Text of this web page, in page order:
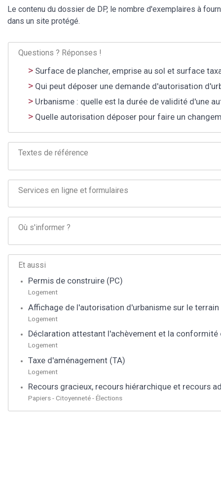
Le contenu du dossier de DP, le nombre d'exemplaires à
dans un site protégé.
Questions ? Réponses !
Surface de plancher, emprise au sol et surface
Qui peut déposer une demande d'autorisation
Urbanisme : quelle est la durée de validité d'une
Quelle autorisation déposer pour faire un
Textes de référence
Services en ligne et formulaires
Où s'informer ?
Et aussi
Permis de construire (PC)
Logement
Affichage de l'autorisation d'urbanisme sur le
Logement
Déclaration attestant l'achèvement et la conformité
Logement
Taxe d'aménagement (TA)
Logement
Recours gracieux, recours hiérarchique et recours
Papiers - Citoyenneté - Élections